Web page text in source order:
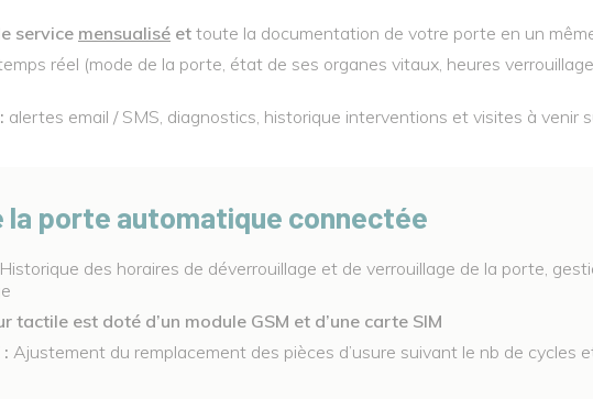
service mensualisé et toute la documentation de votre porte en un
réel (mode de la porte, état de ses organes vitaux, heures
: alertes email / SMS, diagnostics, historique interventions et visites à venir
porte automatique connectée
Historique des horaires de déverrouillage et de verrouillage de la porte,
tactile est doté d’un module GSM et d’une carte SIM
: Ajustement du remplacement des pièces d’usure suivant le nb de cycles